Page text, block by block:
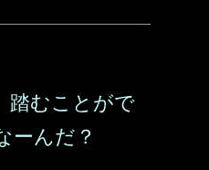
踏むことがで
ーんだ？